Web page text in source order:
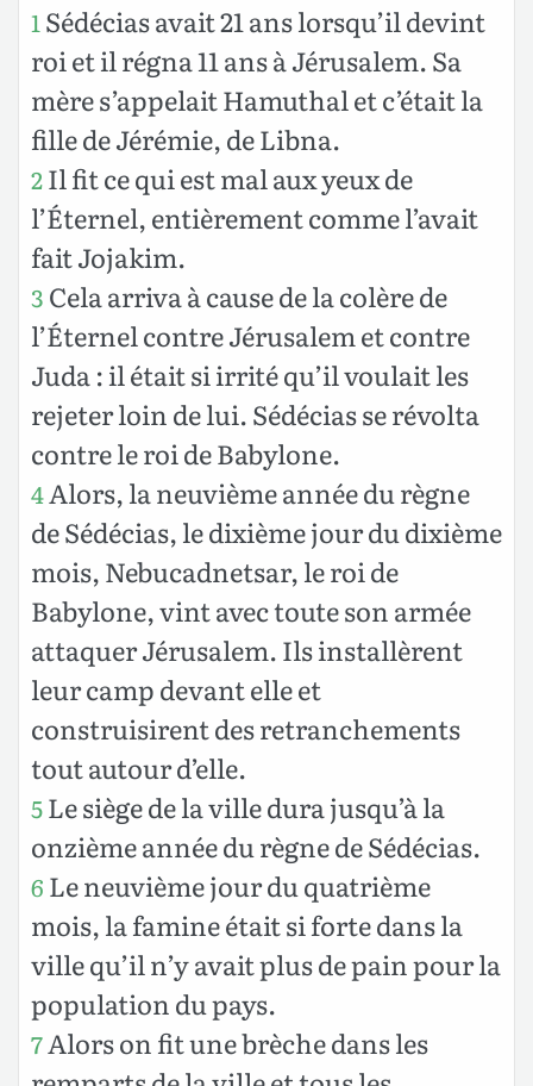
1Sédécias avait 21 ans lorsqu’il devint
roi et il régna 11 ans à Jérusalem. Sa
mère s’appelait Hamuthal et c’était la
fille de Jérémie, de Libna.
2Il fit ce qui est mal aux yeux de
l’Éternel, entièrement comme l’avait
fait Jojakim.
3 Cela arriva à cause de la colère de
l’Éternel contre Jérusalem et contre
Juda : il était si irrité qu’il voulait les
rejeter loin de lui. Sédécias se révolta
contre le roi de Babylone.
4Alors, la neuvième année du règne
de Sédécias, le dixième jour du dixième
mois, Nebucadnetsar, le roi de
Babylone, vint avec toute son armée
attaquer Jérusalem. Ils installèrent
leur camp devant elle et
construisirent des retranchements
tout autour d’elle.
5Le siège de la ville dura jusqu’à la
onzième année du règne de Sédécias.
6 Le neuvième jour du quatrième
mois, la famine était si forte dans la
ville qu’il n’y avait plus de pain pour la
population du pays.
7Alors on fit une brèche dans les